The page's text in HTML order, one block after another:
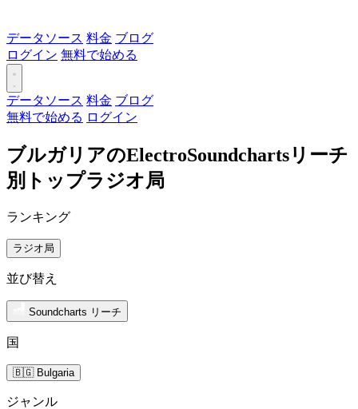
データソース 料金 ブログ
ログイン 無料で始める
データソース 料金 ブログ
無料で始める ログイン
ブルガリアのElectroSoundchartsリーチ
別トップラジオ局
ランキング
ラジオ局
並び替え
Soundcharts リーチ
国
🇧🇬 Bulgaria
ジャンル